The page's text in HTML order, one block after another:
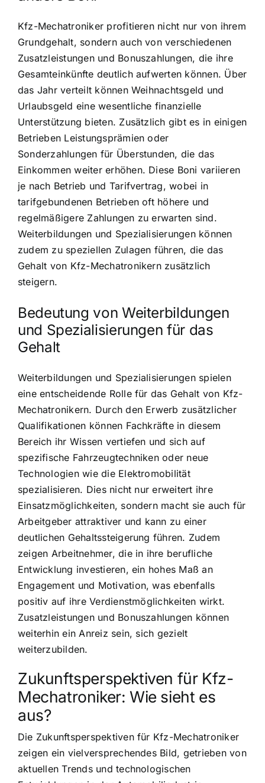
Kfz-Mechatroniker profitieren nicht nur von ihrem
Grundgehalt, sondern auch von verschiedenen
Zusatzleistungen und Bonuszahlungen, die ihre
Gesamteinkünfte deutlich aufwerten können. Über
das Jahr verteilt können Weihnachtsgeld und
Urlaubsgeld eine wesentliche finanzielle
Unterstützung bieten. Zusätzlich gibt es in einigen
Betrieben Leistungsprämien oder
Sonderzahlungen für Überstunden, die das
Einkommen weiter erhöhen. Diese Boni variieren
je nach Betrieb und Tarifvertrag, wobei in
tarifgebundenen Betrieben oft höhere und
regelmäßigere Zahlungen zu erwarten sind.
Weiterbildungen und Spezialisierungen können
zudem zu speziellen Zulagen führen, die das
Gehalt von Kfz-Mechatronikern zusätzlich
steigern.
Bedeutung von Weiterbildungen
und Spezialisierungen für das
Gehalt
Weiterbildungen und Spezialisierungen spielen
eine entscheidende Rolle für das Gehalt von Kfz-
Mechatronikern. Durch den Erwerb zusätzlicher
Qualifikationen können Fachkräfte in diesem
Bereich ihr Wissen vertiefen und sich auf
spezifische Fahrzeugtechniken oder neue
Technologien wie die Elektromobilität
spezialisieren. Dies nicht nur erweitert ihre
Einsatzmöglichkeiten, sondern macht sie auch für
Arbeitgeber attraktiver und kann zu einer
deutlichen Gehaltssteigerung führen. Zudem
zeigen Arbeitnehmer, die in ihre berufliche
Entwicklung investieren, ein hohes Maß an
Engagement und Motivation, was ebenfalls
positiv auf ihre Verdienstmöglichkeiten wirkt.
Zusatzleistungen und Bonuszahlungen können
weiterhin ein Anreiz sein, sich gezielt
weiterzubilden.
Zukunftsperspektiven für Kfz-
Mechatroniker: Wie sieht es
aus?
Die Zukunftsperspektiven für Kfz-Mechatroniker
zeigen ein vielversprechendes Bild, getrieben von
aktuellen Trends und technologischen